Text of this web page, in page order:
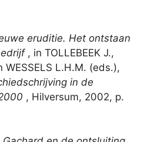
eruditie. Het ontstaan
, in TOLLEBEEK J.,
WESSELS L.H.M. (eds.),
in de
, Hilversum, 2002, p.